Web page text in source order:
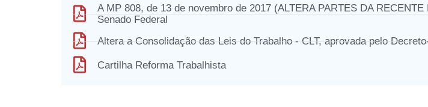
A MP 808, de 13 de novembro de 2017 (ALTERA PARTES DA
Senado Federal
Altera a Consolidação das Leis do Trabalho - CLT, aprovada pelo
Cartilha Reforma Trabalhista